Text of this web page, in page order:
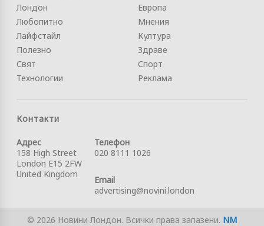
Лондон
Любопитно
Лайфстайл
Полезно
Свят
Технологии
Европа
Мнения
Култура
Здраве
Спорт
Реклама
Контакти
Адрес
158 High Street
London E15 2FW
United Kingdom
Телефон
020 8111 1026
Email
advertising@novini.london
© 2026 Новини Лондон. Всички права запазени. NM